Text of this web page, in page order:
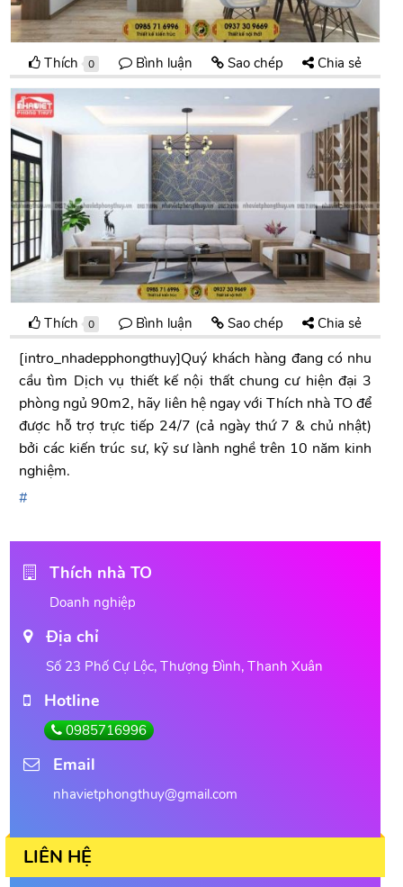
Thích 0 Bình luận Sao chép Chia sẻ
Thích 0 Bình luận Sao chép Chia sẻ
[intro_nhadepphongthuy]Quý khách hàng đang có nhu
cầu tìm Dịch vụ thiết kế nội thất chung cư hiện đại 3
phòng ngủ 90m2, hãy liên hệ ngay với Thích nhà TO để
được hỗ trợ trực tiếp 24/7 (cả ngày thứ 7 & chủ nhật)
bởi các kiến trúc sư, kỹ sư lành nghề trên 10 năm kinh
nghiệm.
Thích nhà TO
Doanh nghiệp
Địa chỉ
Số 23 Phố Cự Lộc, Thượng Đình, Thanh Xuân
Hotline
0985716996
Email
nhavietphongthuy@gmail.com
LIÊN HỆ